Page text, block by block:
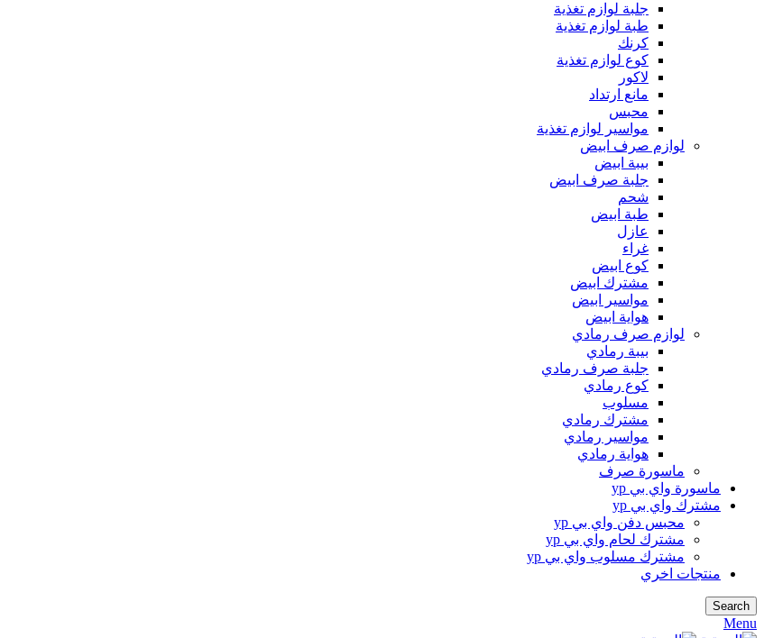
جلبة لوازم تغذية
طبة لوازم تغذية
كرنك
كوع لوازم تغذية
لاكور
مانع ارتداد
محبس
مواسير لوازم تغذية
لوازم صرف ابيض
بيبة ابيض
جلبة صرف ابيض
شحم
طبة ابيض
عازل
غراء
كوع ابيض
مشترك ابيض
مواسير ابيض
هواية ابيض
لوازم صرف رمادي
بيبة رمادي
جلبة صرف رمادي
كوع رمادي
مسلوب
مشترك رمادي
مواسير رمادي
هواية رمادي
ماسورة صرف
ماسورة واي بي yp
مشترك واي بي yp
محبس دفن واي بي yp
مشترك لحام واي بي yp
مشترك مسلوب واي بي yp
منتجات اخري
Search
Menu